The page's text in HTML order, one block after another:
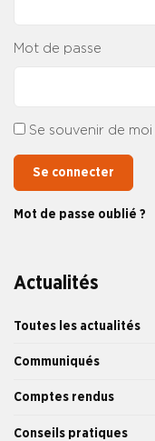
Actualités
Toutes les actualités
Communiqués
Comptes rendus
Conseils pratiques
Mot de passe
Se souvenir de moi
Se connecter
Mot de passe oublié ?